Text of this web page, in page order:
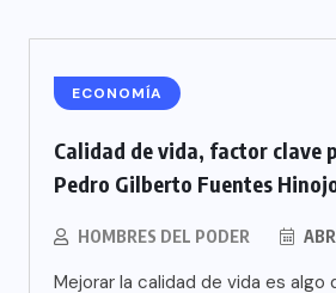
ECONOMÍA
Calidad de vida, factor clave
Pedro Gilberto Fuentes
HOMBRES DEL PODER
Mejorar la calidad de vida es algo